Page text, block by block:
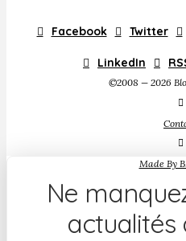
Facebook Twitter
LinkedIn
©2008 — 2026
Made By
Ne
actualités